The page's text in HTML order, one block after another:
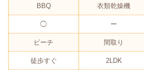
BBQ 衣類乾燥機
◯ ー
ビーチ 間取り
徒歩すぐ 2LDK